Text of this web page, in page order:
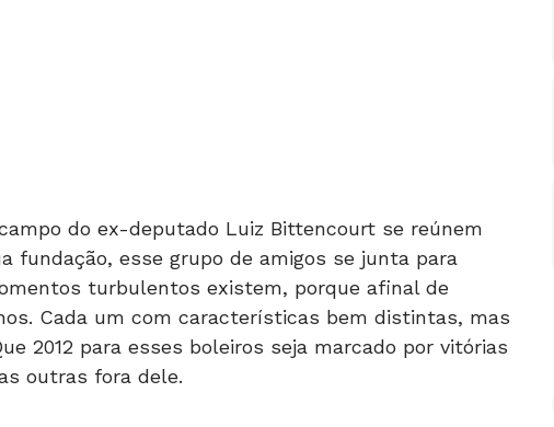
fundação, esse grupo de amigos se junta para
turbulentos existem, porque afinal de
Cada um com características bem distintas, mas
2012 para esses boleiros seja marcado por vitórias
outras fora dele.